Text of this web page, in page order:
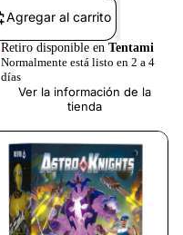
Agregar al carrito
Retiro disponible en Tentami
Normalmente está listo en 2 a 4
días
Ver la información de la
tienda